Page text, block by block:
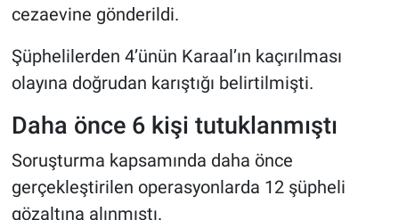
cezaevine gönderildi.
Şüphelilerden 4’ünün Karaal’ın kaçırılması
olayına doğrudan karıştığı belirtilmişti.
Daha önce 6 kişi tutuklanmıştı
Soruşturma kapsamında daha önce
gerçekleştirilen operasyonlarda 12 şüpheli
gözaltına alınmıştı.